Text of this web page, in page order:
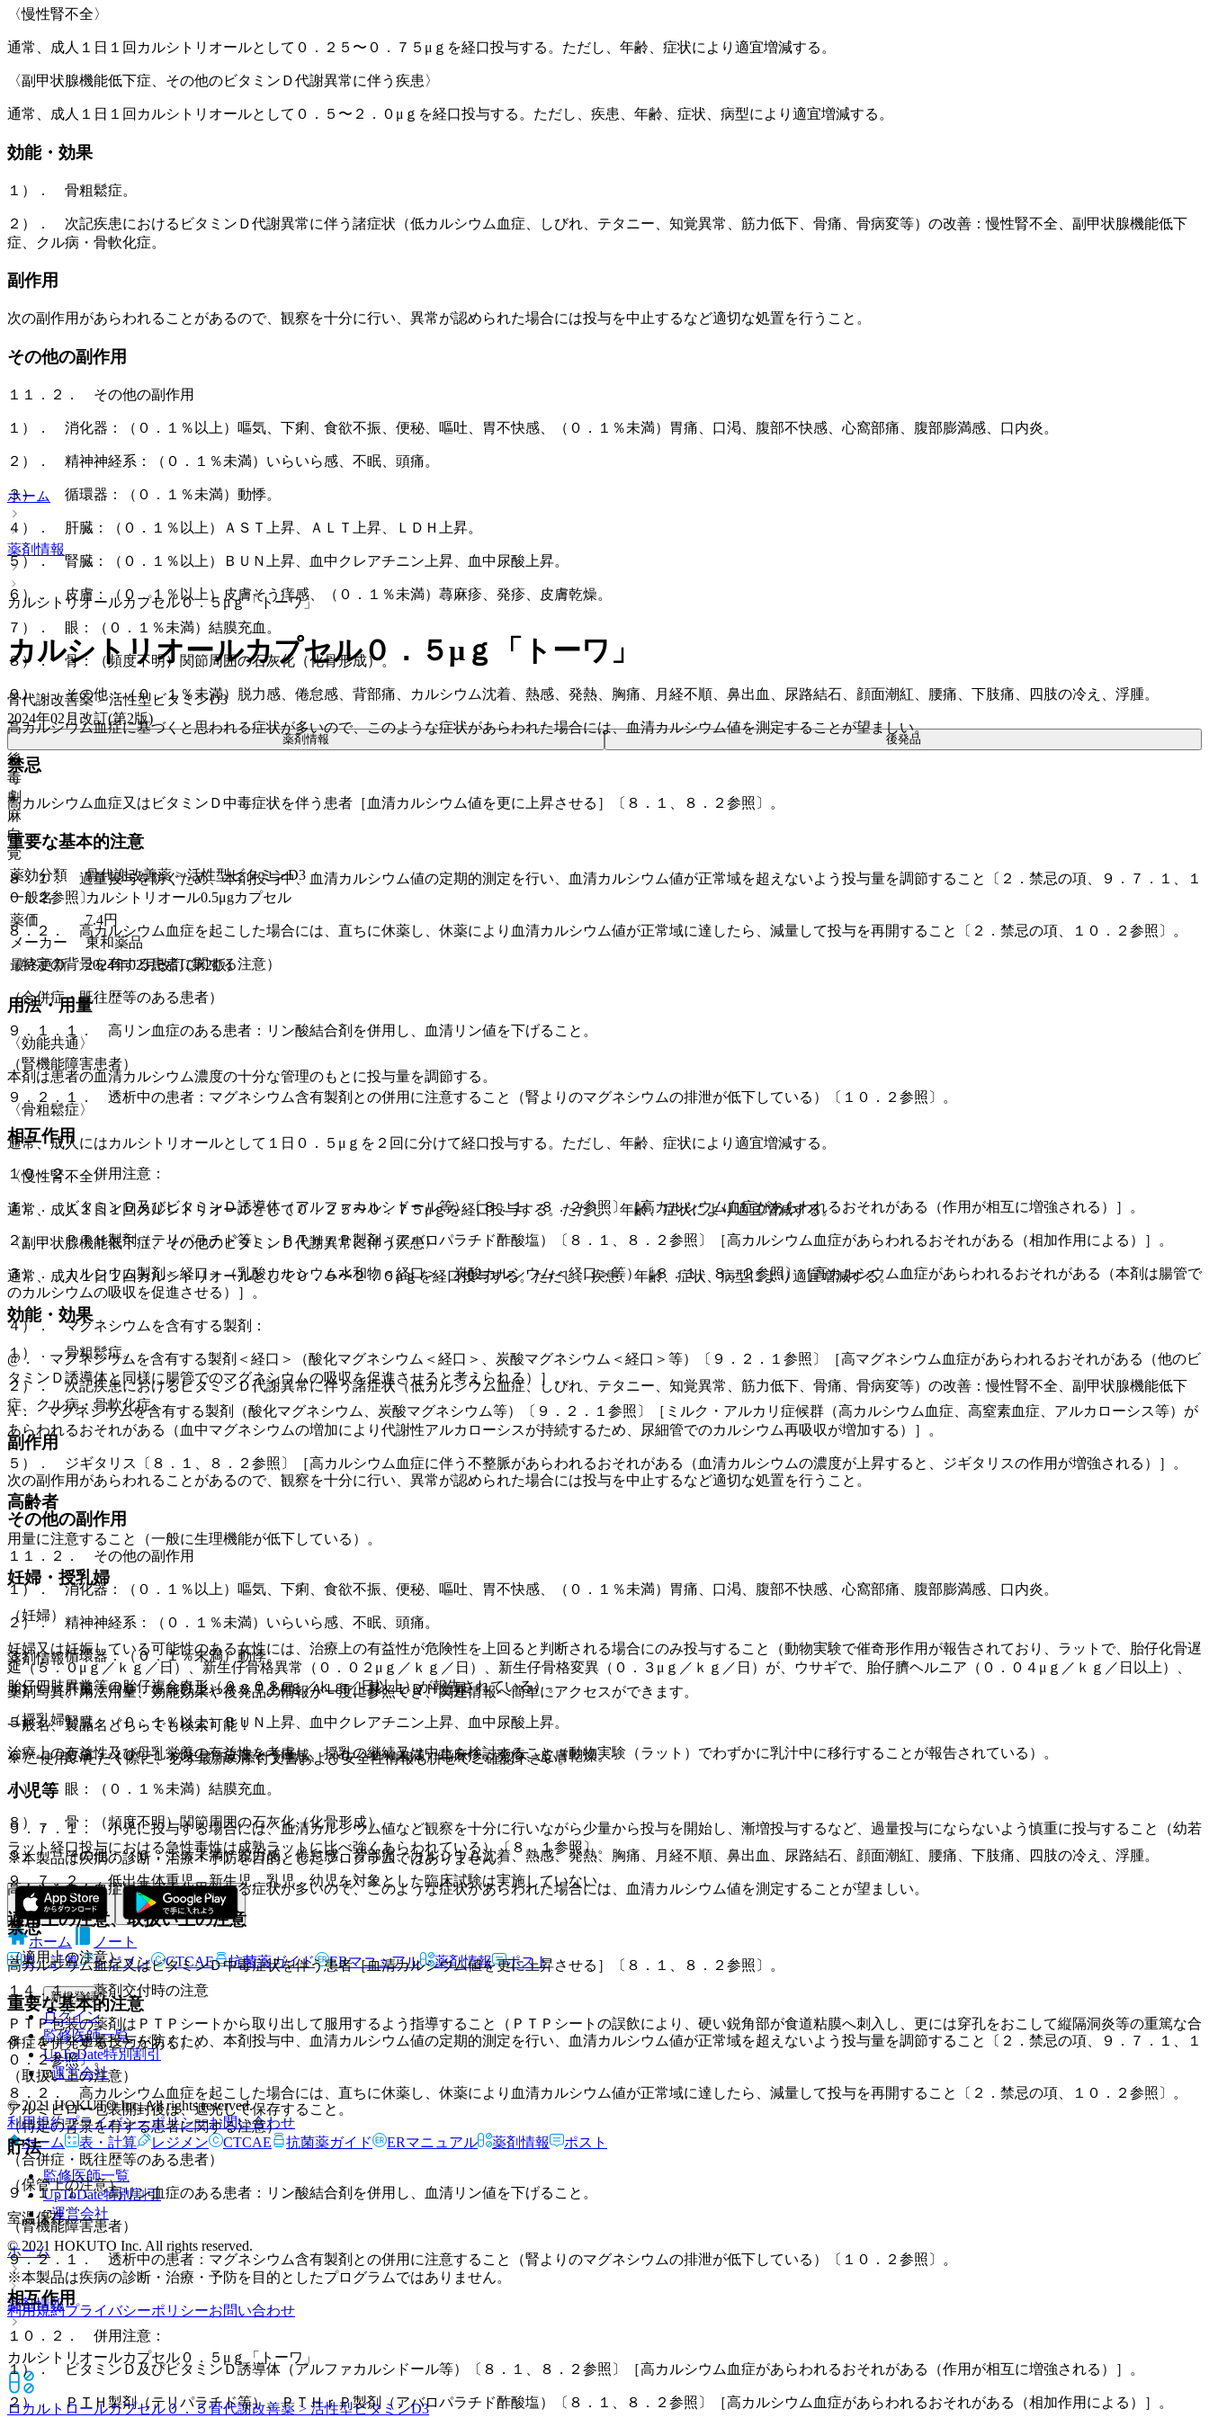
〈慢性腎不全〉
通常、成人１日１回カルシトリオールとして０．２５〜０．７５μｇを経口投与する。ただし、年齢、症状により適宜増減する。
〈副甲状腺機能低下症、その他のビタミンＤ代謝異常に伴う疾患〉
通常、成人１日１回カルシトリオールとして０．５〜２．０μｇを経口投与する。ただし、疾患、年齢、症状、病型により適宜増減する。
効能・効果
１）． 骨粗鬆症。
２）． 次記疾患におけるビタミンＤ代謝異常に伴う諸症状（低カルシウム血症、しびれ、テタニー、知覚異常、筋力低下、骨痛、骨病変等）の改善：慢性腎不全、副甲状腺機能低下
症、クル病・骨軟化症。
副作用
次の副作用があらわれることがあるので、観察を十分に行い、異常が認められた場合には投与を中止するなど適切な処置を行うこと。
その他の副作用
１１．２． その他の副作用
１）． 消化器：（０．１％以上）嘔気、下痢、食欲不振、便秘、嘔吐、胃不快感、（０．１％未満）胃痛、口渇、腹部不快感、心窩部痛、腹部膨満感、口内炎。
２）． 精神神経系：（０．１％未満）いらいら感、不眠、頭痛。
３）． 循環器：（０．１％未満）動悸。
４）． 肝臓：（０．１％以上）ＡＳＴ上昇、ＡＬＴ上昇、ＬＤＨ上昇。
５）． 腎臓：（０．１％以上）ＢＵＮ上昇、血中クレアチニン上昇、血中尿酸上昇。
６）． 皮膚：（０．１％以上）皮膚そう痒感、（０．１％未満）蕁麻疹、発疹、皮膚乾燥。
７）． 眼：（０．１％未満）結膜充血。
８）． 骨：（頻度不明）関節周囲の石灰化（化骨形成）。
９）． その他：（０．１％未満）脱力感、倦怠感、背部痛、カルシウム沈着、熱感、発熱、胸痛、月経不順、鼻出血、尿路結石、顔面潮紅、腰痛、下肢痛、四肢の冷え、浮腫。
高カルシウム血症に基づくと思われる症状が多いので、このような症状があらわれた場合には、血清カルシウム値を測定することが望ましい。
禁忌
高カルシウム血症又はビタミンＤ中毒症状を伴う患者［血清カルシウム値を更に上昇させる］〔８．１、８．２参照〕。
重要な基本的注意
８．１． 過量投与を防ぐため、本剤投与中、血清カルシウム値の定期的測定を行い、血清カルシウム値が正常域を超えないよう投与量を調節すること〔２．禁忌の項、９．７．１、１
０．２参照〕。
８．２． 高カルシウム血症を起こした場合には、直ちに休薬し、休薬により血清カルシウム値が正常域に達したら、減量して投与を再開すること〔２．禁忌の項、１０．２参照〕。
（特定の背景を有する患者に関する注意）
（合併症・既往歴等のある患者）
９．１．１． 高リン血症のある患者：リン酸結合剤を併用し、血清リン値を下げること。
（腎機能障害患者）
９．２．１． 透析中の患者：マグネシウム含有製剤との併用に注意すること（腎よりのマグネシウムの排泄が低下している）〔１０．２参照〕。
相互作用
１０．２． 併用注意：
１）． ビタミンＤ及びビタミンＤ誘導体（アルファカルシドール等）〔８．１、８．２参照〕［高カルシウム血症があらわれるおそれがある（作用が相互に増強される）］。
２）． ＰＴＨ製剤（テリパラチド等）、ＰＴＨｒＰ製剤（アバロパラチド酢酸塩）〔８．１、８．２参照〕［高カルシウム血症があらわれるおそれがある（相加作用による）］。
３）． カルシウム製剤＜経口＞（乳酸カルシウム水和物＜経口＞、炭酸カルシウム＜経口＞等）〔８．１、８．２参照〕［高カルシウム血症があらわれるおそれがある（本剤は腸管で
のカルシウムの吸収を促進させる）］。
４）． マグネシウムを含有する製剤：
@． マグネシウムを含有する製剤＜経口＞（酸化マグネシウム＜経口＞、炭酸マグネシウム＜経口＞等）〔９．２．１参照〕［高マグネシウム血症があらわれるおそれがある（他のビ
タミンＤ誘導体と同様に腸管でのマグネシウムの吸収を促進させると考えられる）］。
A． マグネシウムを含有する製剤（酸化マグネシウム、炭酸マグネシウム等）〔９．２．１参照〕［ミルク・アルカリ症候群（高カルシウム血症、高窒素血症、アルカローシス等）が
あらわれるおそれがある（血中マグネシウムの増加により代謝性アルカローシスが持続するため、尿細管でのカルシウム再吸収が増加する）］。
５）． ジギタリス〔８．１、８．２参照〕［高カルシウム血症に伴う不整脈があらわれるおそれがある（血清カルシウムの濃度が上昇すると、ジギタリスの作用が増強される）］。
高齢者
用量に注意すること（一般に生理機能が低下している）。
妊婦・授乳婦
（妊婦）
妊婦又は妊娠している可能性のある女性には、治療上の有益性が危険性を上回ると判断される場合にのみ投与すること（動物実験で催奇形作用が報告されており、ラットで、胎仔化骨遅
延（５．０μｇ／ｋｇ／日）、新生仔骨格異常（０．０２μｇ／ｋｇ／日）、新生仔骨格変異（０．３μｇ／ｋｇ／日）が、ウサギで、胎仔臍ヘルニア（０．０４μｇ／ｋｇ／日以上）、
胎仔四肢異常等の胎仔複合奇形（０．０８μｇ／ｋｇ／日以上）が報告されている）。
（授乳婦）
治療上の有益性及び母乳栄養の有益性を考慮し、授乳の継続又は中止を検討すること（動物実験（ラット）でわずかに乳汁中に移行することが報告されている）。
小児等
９．７．１． 小児に投与する場合には、血清カルシウム値など観察を十分に行いながら少量から投与を開始し、漸増投与するなど、過量投与にならないよう慎重に投与すること（幼若
ラット経口投与における急性毒性は成熟ラットに比べ強くあらわれている）〔８．１参照〕。
９．７．２． 低出生体重児、新生児、乳児、幼児を対象とした臨床試験は実施していない。
適用上の注意、取扱い上の注意
（適用上の注意）
１４．１． 薬剤交付時の注意
ＰＴＰ包装の薬剤はＰＴＰシートから取り出して服用するよう指導すること（ＰＴＰシートの誤飲により、硬い鋭角部が食道粘膜へ刺入し、更には穿孔をおこして縦隔洞炎等の重篤な合
併症を併発することがある）。
（取扱い上の注意）
アルミピロー包装開封後は、遮光して保存すること。
貯法
（保管上の注意）
室温保存。
ホーム
薬剤情報
カルシトリオールカプセル０．５μｇ「トーワ」
ロカルトロールカプセル０．５骨代謝改善薬 > 活性型ビタミンD3
ホーム
薬剤情報
カルシトリオールカプセル０．５μｇ「トーワ」
カルシトリオールカプセル０．５μｇ「トーワ」
骨代謝改善薬 > 活性型ビタミンD3
2024年02月改訂(第2版)
薬剤情報 後発品
後
毒
劇
麻
向
覚
薬効分類
骨代謝改善薬 > 活性型ビタミンD3
一般名
カルシトリオール0.5μgカプセル
薬価
7.4円
メーカー
東和薬品
最終更新
2024年02月改訂(第2版)
用法・用量
〈効能共通〉
本剤は患者の血清カルシウム濃度の十分な管理のもとに投与量を調節する。
〈骨粗鬆症〉
通常、成人にはカルシトリオールとして１日０．５μｇを２回に分けて経口投与する。ただし、年齢、症状により適宜増減する。
〈慢性腎不全〉
通常、成人１日１回カルシトリオールとして０．２５〜０．７５μｇを経口投与する。ただし、年齢、症状により適宜増減する。
〈副甲状腺機能低下症、その他のビタミンＤ代謝異常に伴う疾患〉
通常、成人１日１回カルシトリオールとして０．５〜２．０μｇを経口投与する。ただし、疾患、年齢、症状、病型により適宜増減する。
効能・効果
１）． 骨粗鬆症。
２）． 次記疾患におけるビタミンＤ代謝異常に伴う諸症状（低カルシウム血症、しびれ、テタニー、知覚異常、筋力低下、骨痛、骨病変等）の改善：慢性腎不全、副甲状腺機能低下
症、クル病・骨軟化症。
副作用
次の副作用があらわれることがあるので、観察を十分に行い、異常が認められた場合には投与を中止するなど適切な処置を行うこと。
その他の副作用
１１．２． その他の副作用
１）． 消化器：（０．１％以上）嘔気、下痢、食欲不振、便秘、嘔吐、胃不快感、（０．１％未満）胃痛、口渇、腹部不快感、心窩部痛、腹部膨満感、口内炎。
２）． 精神神経系：（０．１％未満）いらいら感、不眠、頭痛。
３）． 循環器：（０．１％未満）動悸。
４）． 肝臓：（０．１％以上）ＡＳＴ上昇、ＡＬＴ上昇、ＬＤＨ上昇。
５）． 腎臓：（０．１％以上）ＢＵＮ上昇、血中クレアチニン上昇、血中尿酸上昇。
６）． 皮膚：（０．１％以上）皮膚そう痒感、（０．１％未満）蕁麻疹、発疹、皮膚乾燥。
７）． 眼：（０．１％未満）結膜充血。
８）． 骨：（頻度不明）関節周囲の石灰化（化骨形成）。
９）． その他：（０．１％未満）脱力感、倦怠感、背部痛、カルシウム沈着、熱感、発熱、胸痛、月経不順、鼻出血、尿路結石、顔面潮紅、腰痛、下肢痛、四肢の冷え、浮腫。
高カルシウム血症に基づくと思われる症状が多いので、このような症状があらわれた場合には、血清カルシウム値を測定することが望ましい。
禁忌
高カルシウム血症又はビタミンＤ中毒症状を伴う患者［血清カルシウム値を更に上昇させる］〔８．１、８．２参照〕。
重要な基本的注意
８．１． 過量投与を防ぐため、本剤投与中、血清カルシウム値の定期的測定を行い、血清カルシウム値が正常域を超えないよう投与量を調節すること〔２．禁忌の項、９．７．１、１
０．２参照〕。
８．２． 高カルシウム血症を起こした場合には、直ちに休薬し、休薬により血清カルシウム値が正常域に達したら、減量して投与を再開すること〔２．禁忌の項、１０．２参照〕。
（特定の背景を有する患者に関する注意）
（合併症・既往歴等のある患者）
９．１．１． 高リン血症のある患者：リン酸結合剤を併用し、血清リン値を下げること。
（腎機能障害患者）
９．２．１． 透析中の患者：マグネシウム含有製剤との併用に注意すること（腎よりのマグネシウムの排泄が低下している）〔１０．２参照〕。
相互作用
１０．２． 併用注意：
１）． ビタミンＤ及びビタミンＤ誘導体（アルファカルシドール等）〔８．１、８．２参照〕［高カルシウム血症があらわれるおそれがある（作用が相互に増強される）］。
２）． ＰＴＨ製剤（テリパラチド等）、ＰＴＨｒＰ製剤（アバロパラチド酢酸塩）〔８．１、８．２参照〕［高カルシウム血症があらわれるおそれがある（相加作用による）］。
薬剤情報
薬剤写真、用法用量、効能効果や後発品の情報が一度に参照でき、関連情報へ簡単にアクセスができます。
一般名、製品名どちらでも検索可能！
※ ご使用いただく際に、必ず最新の添付文書および安全性情報も併せてご確認下さい。
※本製品は疾病の診断・治療・予防を目的としたプログラムではありません。
ホーム
ノート
表・計算
レジメン CTCAE 抗菌薬ガイド ERマニュアル 薬剤情報 ポスト
新規登録
ログイン
監修医師一覧
UpToDate特別割引
運営会社
© 2021 HOKUTO Inc. All rights reserved.
利用規約プライバシーポリシーお問い合わせ
ホーム
表・計算 レジメン CTCAE 抗菌薬ガイド ERマニュアル 薬剤情報 ポスト
監修医師一覧
UpToDate特別割引
運営会社
© 2021 HOKUTO Inc. All rights reserved.
※本製品は疾病の診断・治療・予防を目的としたプログラムではありません。
利用規約プライバシーポリシーお問い合わせ